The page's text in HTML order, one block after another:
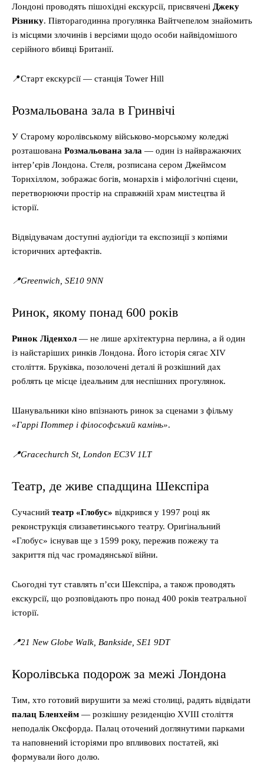
Лондоні проводять пішохідні екскурсії, присвячені Джеку
Різнику. Півторагодинна прогулянка Вайтчепелом знайомить
із місцями злочинів і версіями щодо особи найвідомішого
серійного вбивці Британії.
📍Старт екскурсії — станція Tower Hill
Розмальована зала в Гринвічі
У Старому королівському військово-морському коледжі
розташована Розмальована зала — один із найвражаючих
інтер’єрів Лондона. Стеля, розписана сером Джеймсом
Торнхіллом, зображає богів, монархів і міфологічні сцени,
перетворюючи простір на справжній храм мистецтва й
історії.
Відвідувачам доступні аудіогіди та експозиції з копіями
історичних артефактів.
📍Greenwich, SE10 9NN
Ринок, якому понад 600 років
Ринок Ліденхол — не лише архітектурна перлина, а й один
із найстаріших ринків Лондона. Його історія сягає XIV
століття. Бруківка, позолочені деталі й розкішний дах
роблять це місце ідеальним для неспішних прогулянок.
Шанувальники кіно впізнають ринок за сценами з фільму
«Гаррі Поттер і філософський камінь».
📍Gracechurch St, London EC3V 1LT
Театр, де живе спадщина Шекспіра
Сучасний театр «Глобус» відкрився у 1997 році як
реконструкція єлизаветинського театру. Оригінальний
«Глобус» існував ще з 1599 року, пережив пожежу та
закриття під час громадянської війни.
Сьогодні тут ставлять п’єси Шекспіра, а також проводять
екскурсії, що розповідають про понад 400 років театральної
історії.
📍21 New Globe Walk, Bankside, SE1 9DT
Королівська подорож за межі Лондона
Тим, хто готовий вирушити за межі столиці, радять відвідати
палац Бленхейм — розкішну резиденцію XVIII століття
неподалік Оксфорда. Палац оточений доглянутими парками
та наповнений історіями про впливових постатей, які
формували його долю.